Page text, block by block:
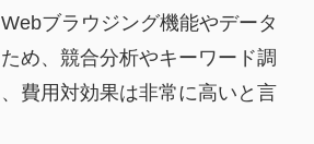
ブラウジング機能やデータ
め、競合分析やキーワード調
費用対効果は非常に高いと言